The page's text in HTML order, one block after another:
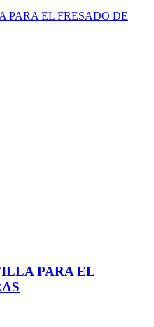
PARA EL